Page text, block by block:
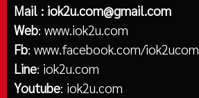
Mail : iok2u.com@gmail.com
Web: www.iok2u.com
Fb: www.facebook.com/iok2ucom
Line: iok2u.com
Youtube: iok2u.com